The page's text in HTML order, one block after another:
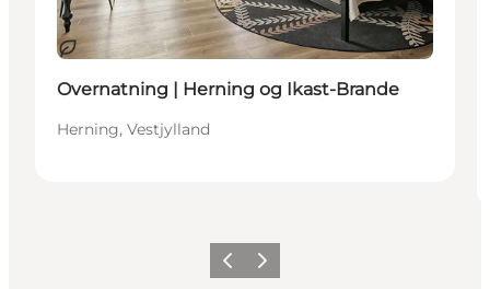
Bæredygtige oplevelser
Overnatning | Herning og Ikast-Brande
Herning, Vestjylland
ForrigeNæste